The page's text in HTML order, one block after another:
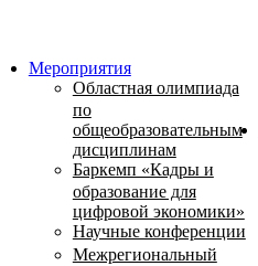
Мероприятия
Областная олимпиада
по
общеобразовательным
дисциплинам
Баркемп «Кадры и
образование для
цифровой экономики»
Научные конференции
Межрегиональный